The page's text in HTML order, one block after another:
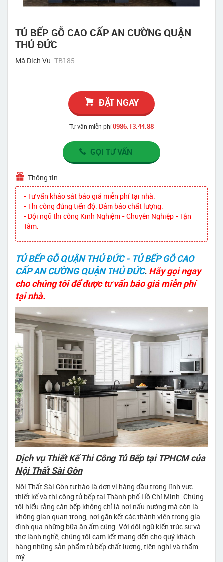
TỦ BẾP GỖ CAO CẤP AN CƯỜNG QUẬN
THỦ ĐỨC
Mã Dịch Vụ: TB185
ĐẶT NGAY
Tư vấn miễn phí0986.13.44.88
GỌI TƯ VẤN
Thông tin
- Tư vấn khảo sát báo giá miễn phí tại nhà.
- Thi công đúng tiến độ. Đảm bảo chất lượng.
- Đội ngũ thi công Kinh Nghiệm - Chuyên Nghiệp - Tận
Tâm.
TỦ BẾP GỖ QUẬN THỦ ĐỨC - TỦ BẾP GỖ CAO
CẤP AN CƯỜNG QUẬN THỦ ĐỨC. Hãy gọi ngay
cho chúng tôi để được tư vấn báo giá miễn phí
tại nhà.
Dịch vụ Thiết Kế Thi Công Tủ Bếp tại TPHCM của
Nội Thất Sài Gòn
Nội Thất Sài Gòn tự hào là đơn vị hàng đầu trong lĩnh vực
thiết kế và thi công tủ bếp tại Thành phố Hồ Chí Minh. Chúng
tôi hiểu rằng căn bếp không chỉ là nơi nấu nướng mà còn là
không gian quan trọng, nơi gắn kết các thành viên trong gia
đình qua những bữa ăn ấm cúng. Với đội ngũ kiến trúc sư và
thợ lành nghề, chúng tôi cam kết mang đến cho quý khách
hàng những sản phẩm tủ bếp chất lượng, tiện nghi và thẩm
mỹ.